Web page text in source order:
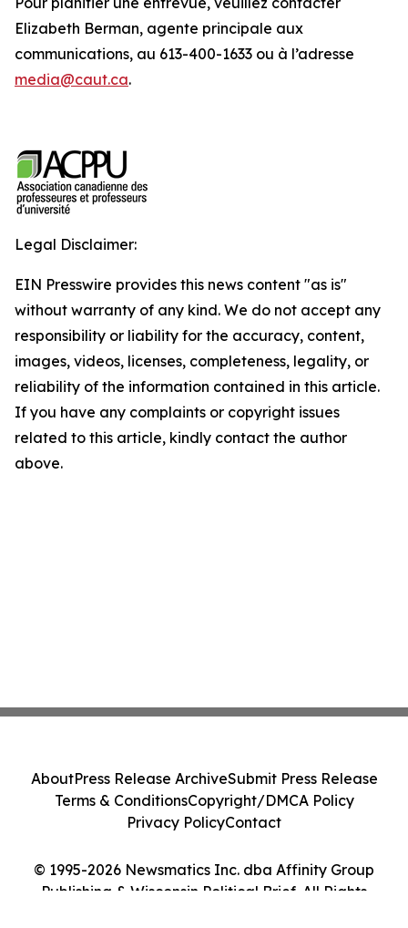
Elizabeth Berman, agente principale aux
communications, au 613-400-1633 ou à l’adresse
media@caut.ca.
Legal Disclaimer:
EIN Presswire provides this news content "as is"
without warranty of any kind. We do not accept any
responsibility or liability for the accuracy, content,
images, videos, licenses, completeness, legality, or
reliability of the information contained in this article.
If you have any complaints or copyright issues
related to this article, kindly contact the author
above.
© 1995-2026 Newsmatics Inc. dba Affinity Group
Publishing & Wisconsin Political Brief. All Rights
AboutPress Release ArchiveSubmit Press Release
Terms & ConditionsCopyright/DMCA Policy
Privacy PolicyContact